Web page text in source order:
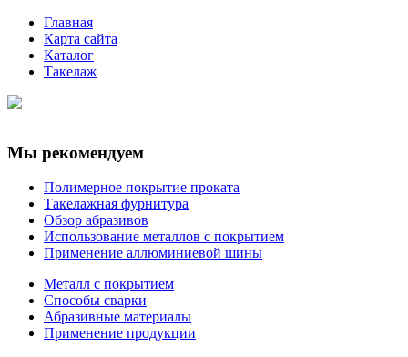
Главная
Карта сайта
Каталог
Такелаж
Мы рекомендуем
Полимерное покрытие проката
Такелажная фурнитура
Обзор абразивов
Использование металлов с покрытием
Применение аллюминиевой шины
Металл с покрытием
Способы сварки
Абразивные материалы
Применение продукции